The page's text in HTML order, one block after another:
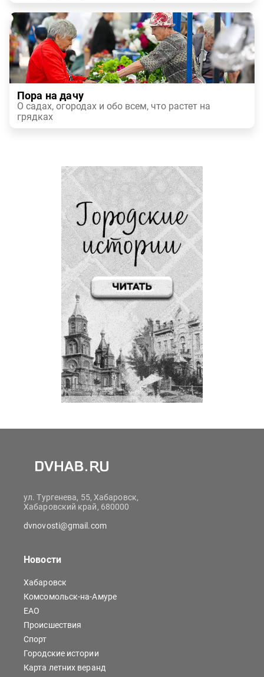
Пора на дачу
О садах, огородах и обо всем, что растет на
грядках
ул. Тургенева, 55, Хабаровск,
Хабаровский край, 680000
dvnovosti@gmail.com
Новости
Хабаровск
Комсомольск-на-Амуре
ЕАО
Происшествия
Спорт
Городские истории
Карта летних веранд